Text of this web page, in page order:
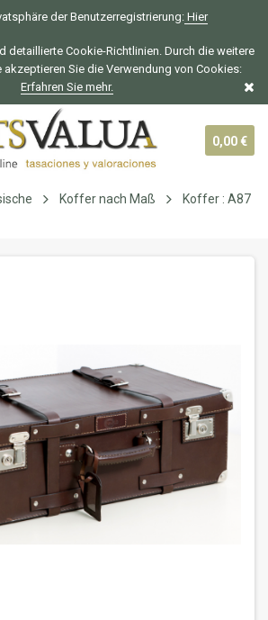
der Benutzerregistrierung:Hier
detaillierte Cookie-Richtlinien. Durch die weitere
Sie die Verwendung von Cookies:
Erfahren Sie mehr.
0,00 €
Koffer nach Maß
Koffer : A87